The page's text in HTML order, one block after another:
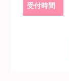
受付時間